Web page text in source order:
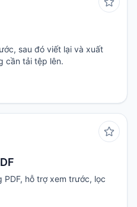
sau đó viết lại và xuất
cần tải tệp lên.
PDF, hỗ trợ xem trước, lọc